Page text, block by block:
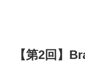
【第2回】